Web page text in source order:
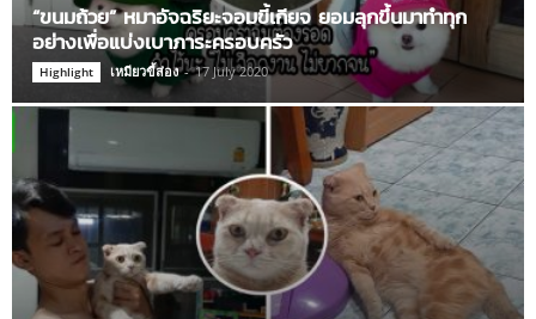
“ขนมถ้วย” หมาอัจฉริยะจอมขี้เกียจ ยอมลุกขึ้นมาทำทุก
อย่างเพื่อแบ่งเบาภาระครอบครัว
Highlight เหมียวขี้ส่อง - 17 July 2020